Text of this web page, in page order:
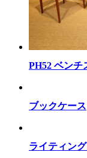
PH52 ベンチ
ブックケース
ライティン